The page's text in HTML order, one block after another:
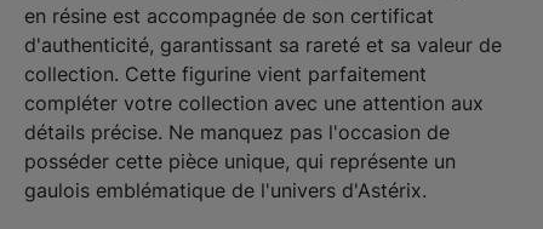
en résine est accompagnée de son certificat
d'authenticité, garantissant sa rareté et sa valeur de
collection. Cette figurine vient parfaitement
compléter votre collection avec une attention aux
détails précise. Ne manquez pas l'occasion de
posséder cette pièce unique, qui représente un
gaulois emblématique de l'univers d'Astérix.